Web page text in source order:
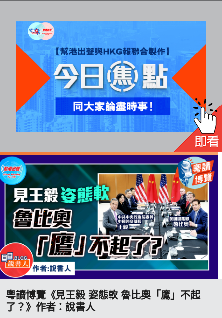
粵讀博覽《見王毅 姿態軟 魯比奧「鷹」不起
了？》作者：說書人